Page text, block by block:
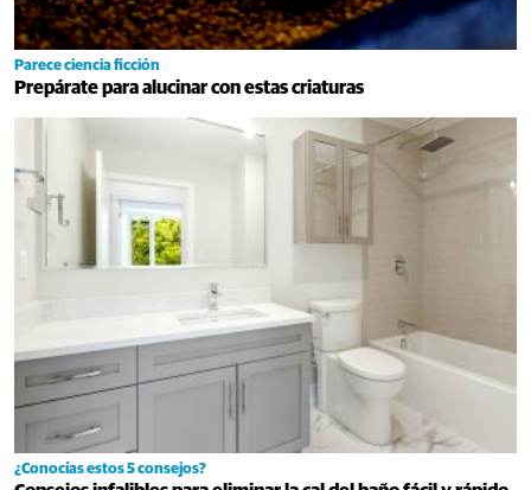
Parece ciencia ficción
Prepárate para alucinar con estas criaturas
¿Conocías estos 5 consejos?